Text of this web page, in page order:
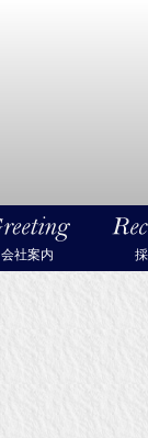
会社案内